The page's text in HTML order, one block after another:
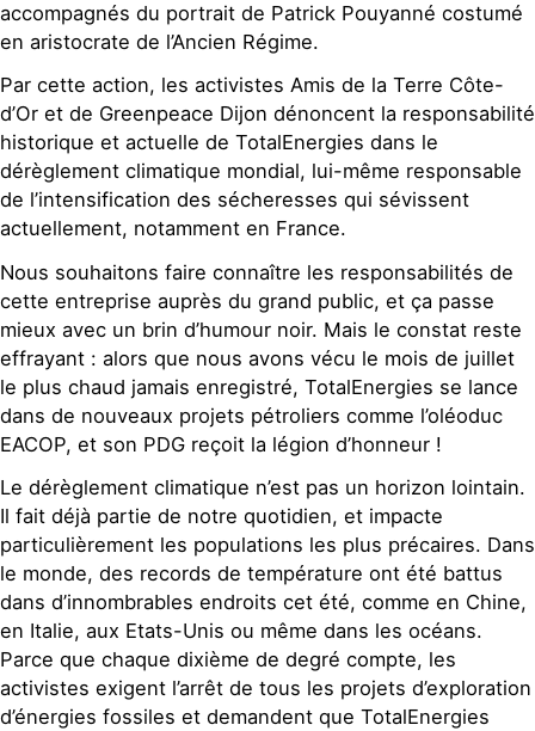
accompagnés du portrait de Patrick Pouyanné costumé
en aristocrate de l’Ancien Régime.
Par cette action, les activistes Amis de la Terre Côte-
d’Or et de Greenpeace Dijon dénoncent la responsabilité
historique et actuelle de TotalEnergies dans le
dérèglement climatique mondial, lui-même responsable
de l’intensification des sécheresses qui sévissent
actuellement, notamment en France.
Nous souhaitons faire connaître les responsabilités de
cette entreprise auprès du grand public, et ça passe
mieux avec un brin d’humour noir. Mais le constat reste
effrayant : alors que nous avons vécu le mois de juillet
le plus chaud jamais enregistré, TotalEnergies se lance
dans de nouveaux projets pétroliers comme l’oléoduc
EACOP, et son PDG reçoit la légion d’honneur !
Le dérèglement climatique n’est pas un horizon lointain.
Il fait déjà partie de notre quotidien, et impacte
particulièrement les populations les plus précaires. Dans
le monde, des records de température ont été battus
dans d’innombrables endroits cet été, comme en Chine,
en Italie, aux Etats-Unis ou même dans les océans.
Parce que chaque dixième de degré compte, les
activistes exigent l’arrêt de tous les projets d’exploration
d’énergies fossiles et demandent que TotalEnergies